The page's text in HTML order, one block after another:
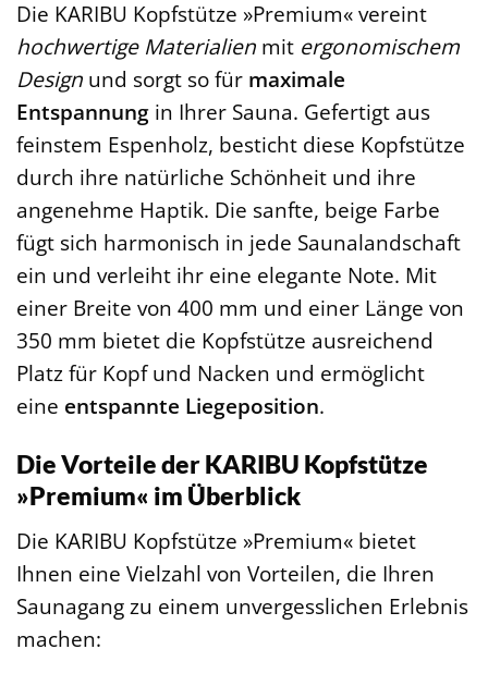
Die KARIBU Kopfstütze »Premium« vereint
hochwertige Materialien mit ergonomischem
Design und sorgt so für maximale
Entspannung in Ihrer Sauna. Gefertigt aus
feinstem Espenholz, besticht diese Kopfstütze
durch ihre natürliche Schönheit und ihre
angenehme Haptik. Die sanfte, beige Farbe
fügt sich harmonisch in jede Saunalandschaft
ein und verleiht ihr eine elegante Note. Mit
einer Breite von 400 mm und einer Länge von
350 mm bietet die Kopfstütze ausreichend
Platz für Kopf und Nacken und ermöglicht
eine entspannte Liegeposition.
Die Vorteile der KARIBU Kopfstütze
»Premium« im Überblick
Die KARIBU Kopfstütze »Premium« bietet
Ihnen eine Vielzahl von Vorteilen, die Ihren
Saunagang zu einem unvergesslichen Erlebnis
machen: